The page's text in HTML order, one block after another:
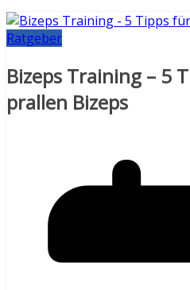
Ratgeber
Bizeps Training – 5
prallen Bizeps